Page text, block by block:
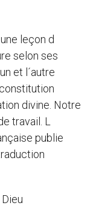
leçon d
selon ses
et l´autre
divine. Notre
travail. L
publie